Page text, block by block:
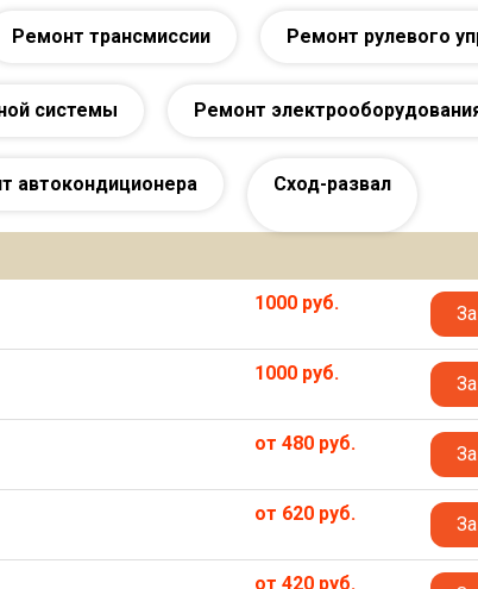
Ремонт трансмиссии Ремонт рулевого
системы Ремонт
автокондиционера Сход-развал
1000 руб.
1000 руб.
от 480 руб.
от 620 руб.
от 420 руб.